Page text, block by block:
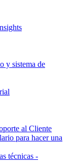
y sistema de
al Cliente
para hacer una
técnicas -